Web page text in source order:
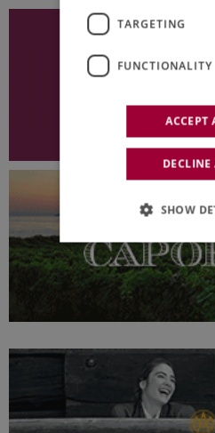
TARGETING
FUNCTIONALITY
ACCEPT
DECLINE
SHOW